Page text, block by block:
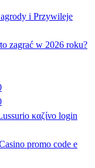
i Przywileje
zagrać w 2026 roku?
καζίνο login
promo code e